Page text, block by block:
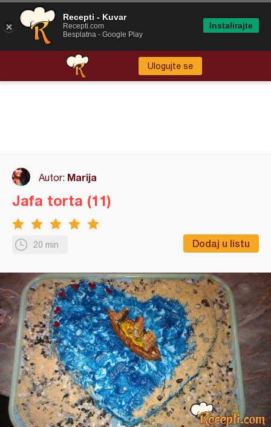
Ulogujte se
Autor: Marija
20 min Dodaj u listu
Jafa torta (11)
Recepti - Kuvar
Recepti.com
Besplatna - Google Play
Instalirajte